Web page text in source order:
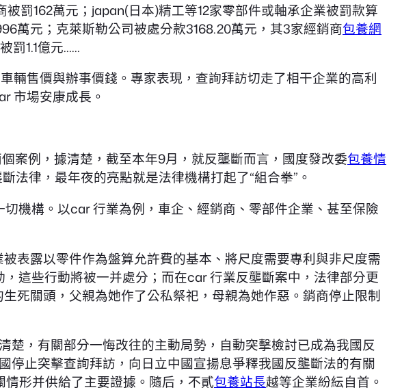
罰162萬元；japan(日本)精工等12家零部件或軸承企業被罰款算
萬元；克萊斯勒公司被處分款3168.20萬元，其3家經銷商包養網
罰1.1億元……
輛售價與辦事價錢。專家表現，查詢拜訪切走了相干企業的高利
市場安康成長。
案例，據清楚，截至本年9月，就反壟斷而言，國度發改委包養情
律，最年夜的亮點就是法律機構打起了“組合拳”。
機構。以car 行業為例，車企、經銷商、零部件企業、甚至保險
表露以零件作為盤算允許費的基本、將尺度需要專利與非尺度需
，這些行動將被一并處分；而在car 行業反壟斷案中，法律部分更
死關頭，父親為她作了公私祭祀，母親為她作惡。銷商停止限制
楚，有關部分一悔改往的主動局勢，自動突擊檢討已成為我國反
止突擊查詢拜訪，向日立中國宣揚息爭釋我國反壟斷法的有關
情形并供給了主要證據。隨后，不貳包養站長越等企業紛紜自首。